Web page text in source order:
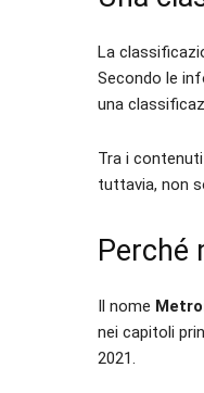
La
Secondo le
una
Tra i
tuttavia, non
Perché
Il nome
nei capitoli
2021.